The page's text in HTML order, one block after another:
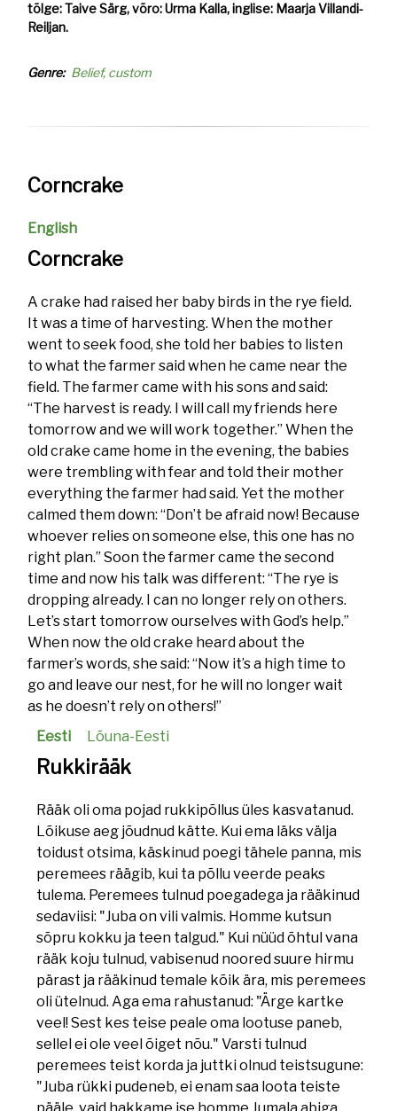
tõlge: Taive Särg, võro: Urma Kalla, inglise: Maarja Villandi-
Reiljan.
Genre Belief, custom
Corncrake
English
Corncrake
A crake had raised her baby birds in the rye field.
It was a time of harvesting. When the mother
went to seek food, she told her babies to listen
to what the farmer said when he came near the
field. The farmer came with his sons and said:
“The harvest is ready. I will call my friends here
tomorrow and we will work together.” When the
old crake came home in the evening, the babies
were trembling with fear and told their mother
everything the farmer had said. Yet the mother
calmed them down: “Don’t be afraid now! Because
whoever relies on someone else, this one has no
right plan.” Soon the farmer came the second
time and now his talk was different: “The rye is
dropping already. I can no longer rely on others.
Let’s start tomorrow ourselves with God’s help.”
When now the old crake heard about the
farmer’s words, she said: “Now it’s a high time to
go and leave our nest, for he will no longer wait
as he doesn’t rely on others!”
Eesti
Lõuna-Eesti
Rukkirääk
Rääk oli oma pojad rukkipõllus üles kasvatanud.
Lõikuse aeg jõudnud kätte. Kui ema läks välja
toidust otsima, käskinud poegi tähele panna, mis
peremees räägib, kui ta põllu veerde peaks
tulema. Peremees tulnud poegadega ja rääkinud
sedaviisi: "Juba on vili valmis. Homme kutsun
sõpru kokku ja teen talgud." Kui nüüd õhtul vana
rääk koju tulnud, vabisenud noored suure hirmu
pärast ja rääkinud temale kõik ära, mis peremees
oli ütelnud. Aga ema rahustanud: "Ärge kartke
veel! Sest kes teise peale oma lootuse paneb,
sellel ei ole veel õiget nõu." Varsti tulnud
peremees teist korda ja juttki olnud teistsugune:
"Juba rükki pudeneb, ei enam saa loota teiste